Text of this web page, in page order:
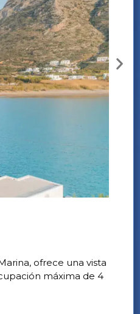
ofrece una vista
máxima de 4